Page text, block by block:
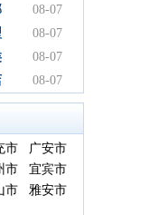
08-07
08-07
08-07
08-07
市
广安市
市
宜宾市
市
雅安市